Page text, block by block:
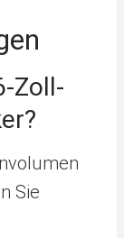
Zoll-
Sie